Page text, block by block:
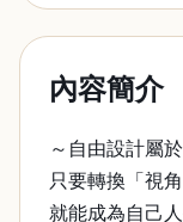
內容簡介
～自由設計屬
只要轉換「視角
就能成為自己